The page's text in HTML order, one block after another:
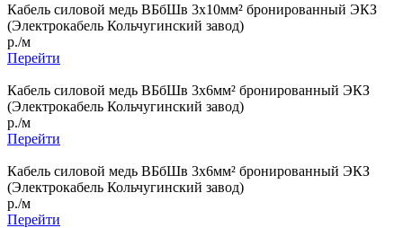
Кабель силовой медь ВБбШв 3x10мм² бронированный ЭКЗ
(Электрокабель Кольчугинский завод)
р./м
Перейти
Кабель силовой медь ВБбШв 3x6мм² бронированный ЭКЗ
(Электрокабель Кольчугинский завод)
р./м
Перейти
Кабель силовой медь ВБбШв 3x6мм² бронированный ЭКЗ
(Электрокабель Кольчугинский завод)
р./м
Перейти